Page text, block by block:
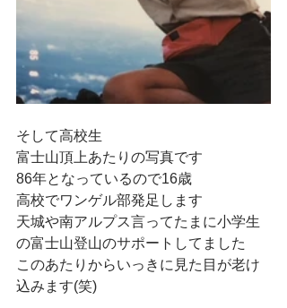
そして高校生
富士山頂上あたりの写真です
86年となっているので16歳
高校でワンゲル部発足します
天城や南アルプス言ってたまに小学生
の富士山登山のサポートしてました
このあたりからいっきに見た目が老け
込みます(笑)